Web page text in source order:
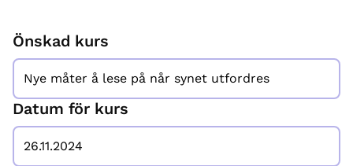
Önskad kurs
Datum för kurs